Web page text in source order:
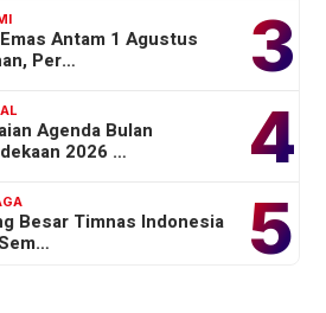
3
Antam 1 Agustus
Per…
4
Agenda Bulan
2026 …
5
Besar Timnas Indonesia